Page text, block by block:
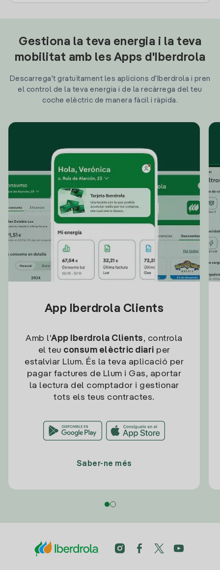
Gestiona la teva energia i la teva
mobilitat amb les Apps d'Iberdrola
Descarrega't gratuïtament les aplicions d'Iberdrola i pren
el control de la teva energia i de la recàrrega del teu
coche elèctric de manera fàcil i ràpida.
App Iberdrola Clients
Amb l'App Iberdrola Clients, controla
el teu consum elèctric diari per
estalviar Llum. És la teva aplicació per
pagar factures de Llum i Gas, aportar
la lectura del comptador i gestionar
tots els teus contractes.
Saber-ne més